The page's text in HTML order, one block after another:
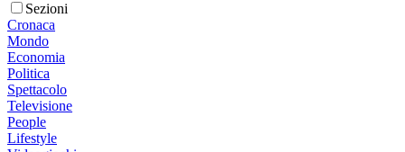
Sezioni
Cronaca
Mondo
Economia
Politica
Spettacolo
Televisione
People
Lifestyle